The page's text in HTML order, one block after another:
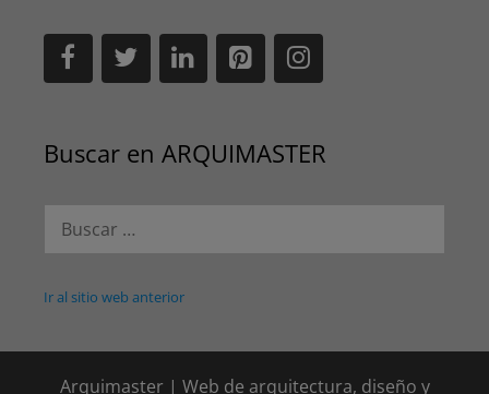
Buscar en ARQUIMASTER
Ir al sitio web anterior
Arquimaster | Web de arquitectura, diseño y